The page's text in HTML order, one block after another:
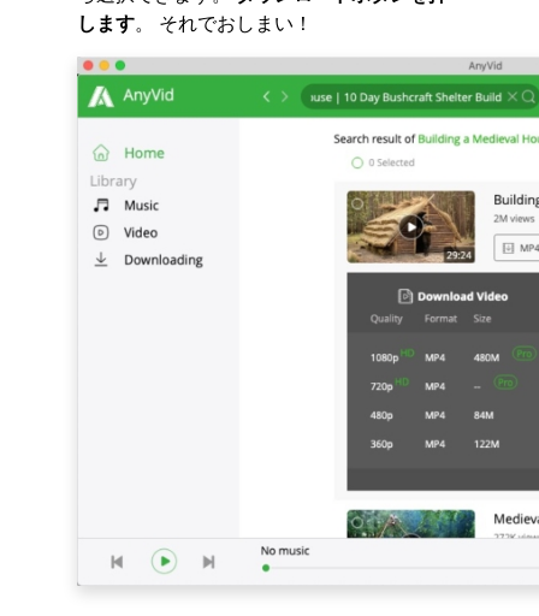
します。 それでおしまい！